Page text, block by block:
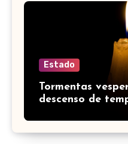
Estado
Tormentas
descenso de